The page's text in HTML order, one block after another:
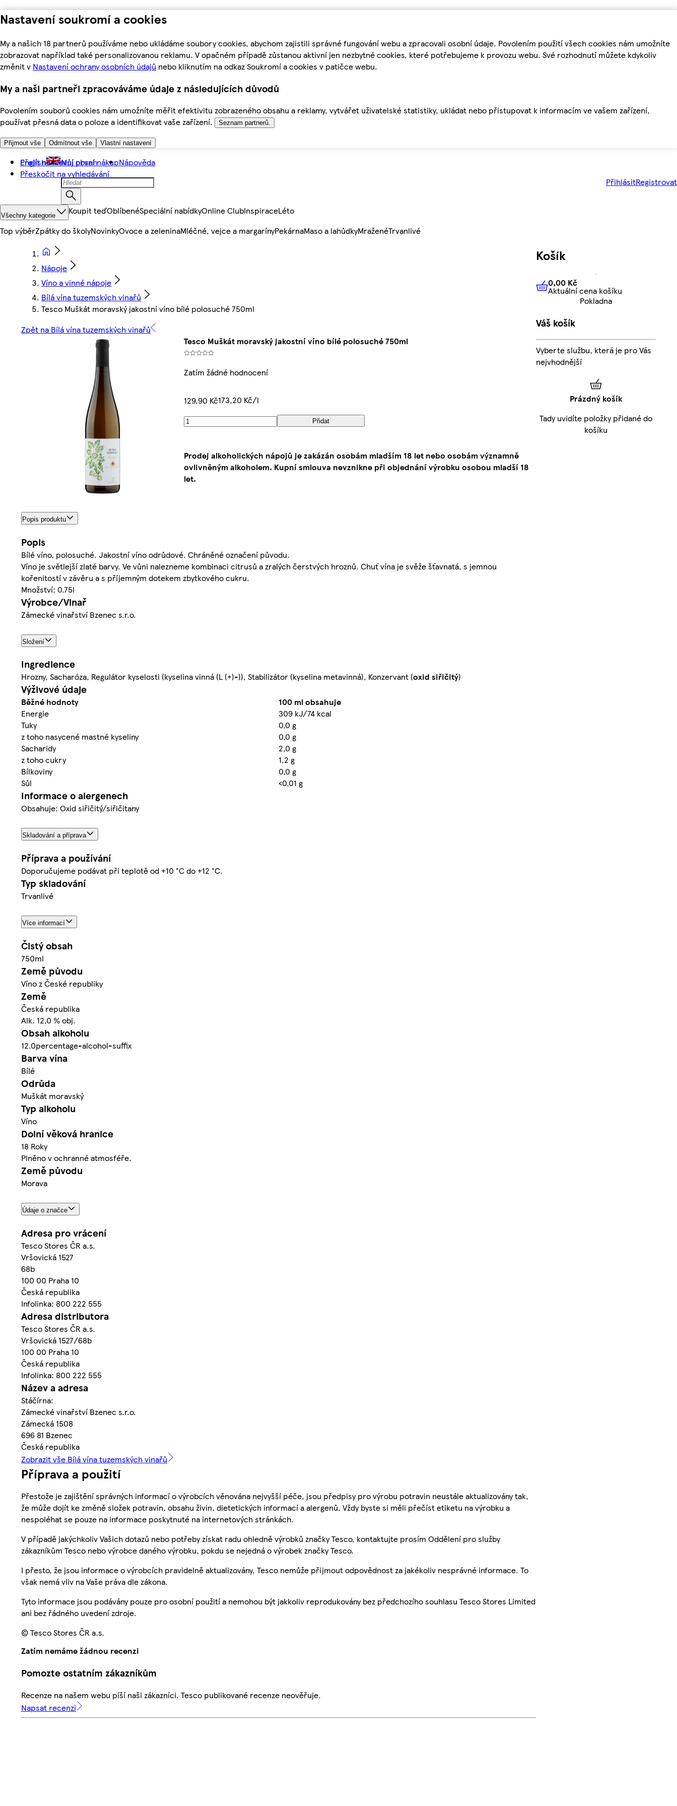
Nastavení soukromí a cookies
My a našich 18 partnerů používáme nebo ukládáme soubory cookies, abychom zajistili správné fungování webu a zpracovali osobní údaje. Povolením použití všech cookies nám umožníte
zobrazovat například také personalizovanou reklamu. V opačném případě zůstanou aktivní jen nezbytné cookies, které potřebujeme k provozu webu. Své rozhodnutí můžete kdykoliv
změnit v Nastavení ochrany osobních údajů nebo kliknutím na odkaz Soukromí a cookies v patičce webu.
My a naši partneři zpracováváme údaje z následujících důvodů
Povolením souborů cookies nám umožníte měřit efektivitu zobrazeného obsahu a reklamy, vytvářet uživatelské statistiky, ukládat nebo přistupovat k informacím ve vašem zařízení,
používat přesná data o poloze a identifikovat vaše zařízení.
Seznam partnerů.
Přijmout vše Odmítnout vše Vlastní nastavení
Přejít na hlavní obsah
Přeskočit na vyhledávání
English Můj první nákupNápověda
PřihlásitRegistrovat
Všechny kategorie Koupit teďOblíbenéSpeciální nabídkyOnline ClubInspiraceLéto
Top výběrZpátky do školyNovinkyOvoce a zeleninaMléčné, vejce a margarínyPekárnaMaso a lahůdkyMraženéTrvanlivé
Nápoje
Víno a vinné nápoje
Bílá vína tuzemských vinařů
Tesco Muškát moravský jakostní víno bílé polosuché 750ml
Zpět na Bílá vína tuzemských vinařů
Tesco Muškát moravský jakostní víno bílé polosuché 750ml
Zatím žádné hodnocení
129,90 Kč173,20 Kč/l
Přidat
Prodej alkoholických nápojů je zakázán osobám mladším 18 let nebo osobám významně
ovlivněným alkoholem. Kupní smlouva nevznikne při objednání výrobku osobou mladší 18
let.
Popis produktu
Popis
Bílé víno, polosuché. Jakostní víno odrůdové. Chráněné označení původu.
Víno je světlejší zlaté barvy. Ve vůni nalezneme kombinaci citrusů a zralých čerstvých hroznů. Chuť vína je svěže šťavnatá, s jemnou
kořenitostí v závěru a s příjemným dotekem zbytkového cukru.
Množství: 0.75l
Výrobce/Vinař
Zámecké vinařství Bzenec s.r.o.
Složení
Ingredience
Hrozny, Sacharóza, Regulátor kyselosti (kyselina vinná (L (+)-)), Stabilizátor (kyselina metavinná), Konzervant (oxid siřičitý)
Výživové údaje
Běžné hodnoty
100 ml obsahuje
Energie
309 kJ/74 kcal
Tuky
0,0 g
z toho nasycené mastné kyseliny
0,0 g
Sacharidy
2,0 g
z toho cukry
1,2 g
Bílkoviny
0,0 g
Sůl
<0,01 g
Informace o alergenech
Obsahuje: Oxid siřičitý/siřičitany
Skladování a příprava
Příprava a používání
Doporučujeme podávat při teplotě od +10 °C do +12 °C.
Typ skladování
Trvanlivé
Více informací
Čistý obsah
750ml
Země původu
Víno z České republiky
Země
Česká republika
Alk. 12,0 % obj.
Obsah alkoholu
12.0percentage-alcohol-suffix
Barva vína
Bílé
Odrůda
Muškát moravský
Typ alkoholu
Víno
Dolní věková hranice
18 Roky
Plněno v ochranné atmosféře.
Země původu
Morava
Údaje o značce
Adresa pro vrácení
Tesco Stores ČR a.s.
Vršovická 1527
68b
100 00 Praha 10
Česká republika
Infolinka: 800 222 555
Adresa distributora
Tesco Stores ČR a.s.
Vršovická 1527/68b
100 00 Praha 10
Česká republika
Infolinka: 800 222 555
Název a adresa
Stáčírna:
Zámecké vinařství Bzenec s.r.o.
Zámecká 1508
696 81 Bzenec
Česká republika
Zobrazit vše Bílá vína tuzemských vinařů
Příprava a použití
Přestože je zajištění správných informací o výrobcích věnována nejvyšší péče, jsou předpisy pro výrobu potravin neustále aktualizovány tak,
že může dojít ke změně složek potravin, obsahu živin, dietetických informací a alergenů. Vždy byste si měli přečíst etiketu na výrobku a
nespoléhat se pouze na informace poskytnuté na internetových stránkách.
V případě jakýchkoliv Vašich dotazů nebo potřeby získat radu ohledně výrobků značky Tesco, kontaktujte prosím Oddělení pro služby
zákazníkům Tesco nebo výrobce daného výrobku, pokdu se nejedná o výrobek značky Tesco.
I přesto, že jsou informace o výrobcích pravidelně aktualizovány, Tesco nemůže přijmout odpovědnost za jakékoliv nesprávné informace. To
však nemá vliv na Vaše práva dle zákona.
Tyto informace jsou podávány pouze pro osobní použití a nemohou být jakkoliv reprodukovány bez předchozího souhlasu Tesco Stores Limited
ani bez řádného uvedení zdroje.
© Tesco Stores ČR a.s.
Zatím nemáme žádnou recenzi
Pomozte ostatním zákazníkům
Recenze na našem webu píší naši zákazníci. Tesco publikované recenze neověřuje.
Napsat recenzi
Košík
0,00 KčAktuální cena košíku
0,00 Kč
Aktuální cena košíku
Pokladna
Váš košík
Vyberte službu, která je pro Vás
nejvhodnější
Prázdný košík
Tady uvidíte položky přidané do
košíku